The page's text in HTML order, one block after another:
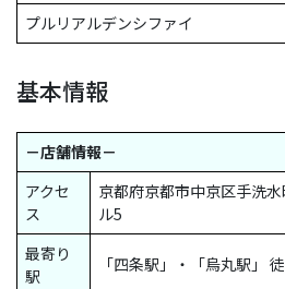
プルリアルデンシファイ
基本情報
－店舗情報－
アクセ
ス
京都府京都市中京区手洗
ル5
最寄り
駅
「四条駅」・「烏丸駅」